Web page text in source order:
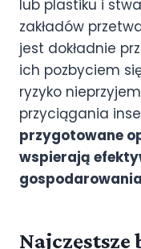
lub plastiku i
zakładów
jest dokładnie
ich pozbyciem
ryzyko
przyciągania
przygotowane
wspierają
Najczęstsze